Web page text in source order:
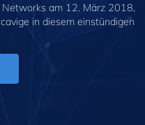
am 12. März 2018,
in diesem einstündigen